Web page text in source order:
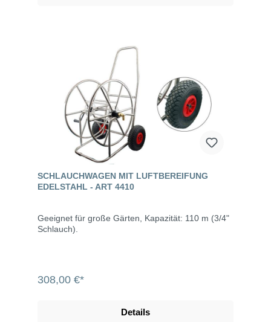
SCHLAUCHWAGEN MIT LUFTBEREIFUNG
EDELSTAHL - ART 4410
Geeignet für große Gärten, Kapazität: 110 m (3/4"
Schlauch).
308,00 €*
Details